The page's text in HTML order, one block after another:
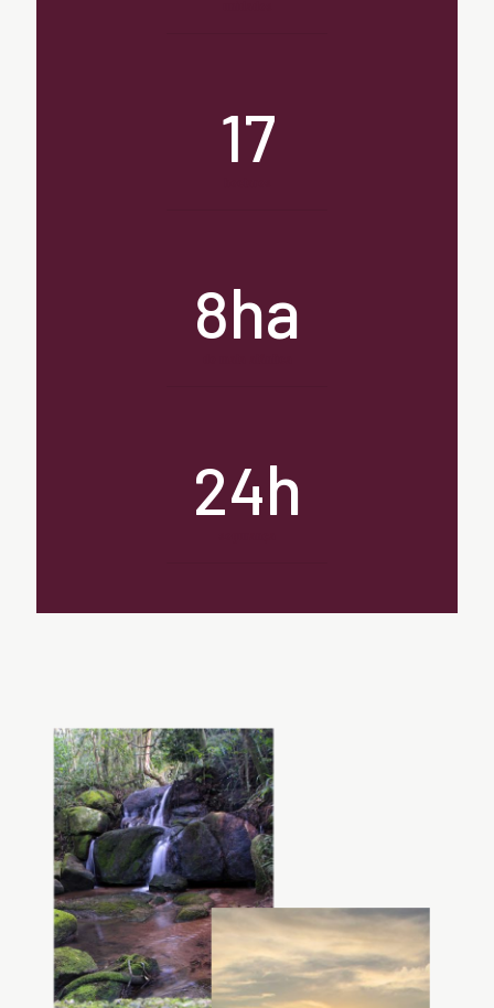
17
8ha
24h